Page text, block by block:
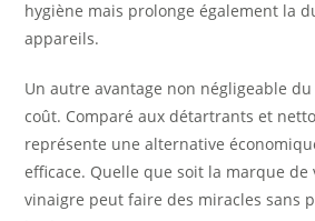
hygiène mais prolonge également la
appareils.
Un autre avantage non négligeable
coût. Comparé aux détartrants et
représente une alternative
efficace. Quelle que soit la marque de
vinaigre peut faire des miracles sans